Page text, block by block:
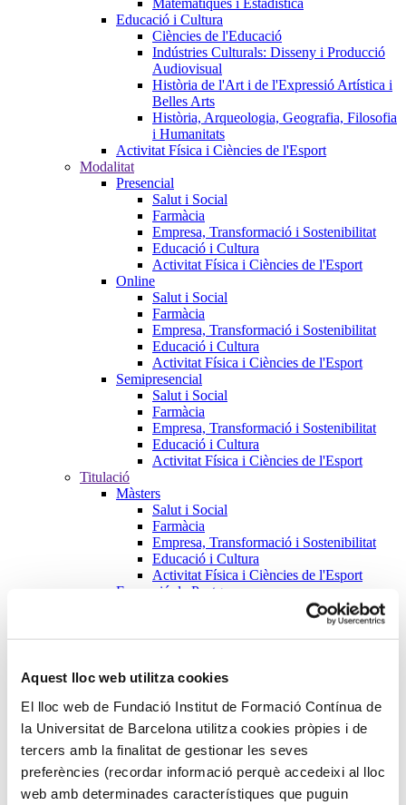
Aquest lloc web utilitza cookies
El lloc web de Fundació Institut de Formació Contínua de
la Universitat de Barcelona utilitza cookies pròpies i de
tercers amb la finalitat de gestionar les seves
preferències (recordar informació perquè accedeixi al lloc
web amb determinades característiques que puguin
Matemàtiques i Estadística
Educació i Cultura
Ciències de l'Educació
Indústries Culturals: Disseny i Producció
Audiovisual
Història de l'Art i de l'Expressió Artística i
Belles Arts
Història, Arqueologia, Geografia, Filosofia
i Humanitats
Activitat Física i Ciències de l'Esport
Modalitat
Presencial
Salut i Social
Farmàcia
Empresa, Transformació i Sostenibilitat
Educació i Cultura
Activitat Física i Ciències de l'Esport
Online
Salut i Social
Farmàcia
Empresa, Transformació i Sostenibilitat
Educació i Cultura
Activitat Física i Ciències de l'Esport
Semipresencial
Salut i Social
Farmàcia
Empresa, Transformació i Sostenibilitat
Educació i Cultura
Activitat Física i Ciències de l'Esport
Titulació
Màsters
Salut i Social
Farmàcia
Empresa, Transformació i Sostenibilitat
Educació i Cultura
Activitat Física i Ciències de l'Esport
Formació de Postgraus
Empresa, Transformació i Sostenibilitat
Activitat Física i Ciències de l'Esport
Salut i Social
Farmàcia
Empresa, Transformació i Sostenibilitat
Educació i Cultura
Activitat Física i Ciències de l'Esport
Microcredencials